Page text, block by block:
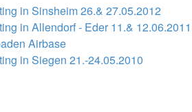
in Sinsheim 26.& 27.05.2012
in Allendorf - Eder 11.& 12.06.2011
Airbase
in Siegen 21.-24.05.2010